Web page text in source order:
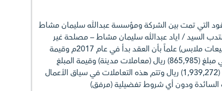
التي تمت بين الشركة ومؤسسة عبدالله سليمان مشاط
السيد / اياد عبدالله سليمان مشاط – مصلحة غير
مباشرة فيها وهي عبارة عن (مبيعات ملابس) علماً بأن العقد بدأ في عام 2017م وقيمة
التعاملات خلال عام 2024م هي مبلغ (865,985) ريال (معاملات مدينة) وقيمة المبلغ
المسدد خلال عام 2024م مبلغ (1,939,272) ريال وتتم هذه التعاملات في سياق الأعمال
السائدة ودون أي شروط تفضيلية (مرفق)